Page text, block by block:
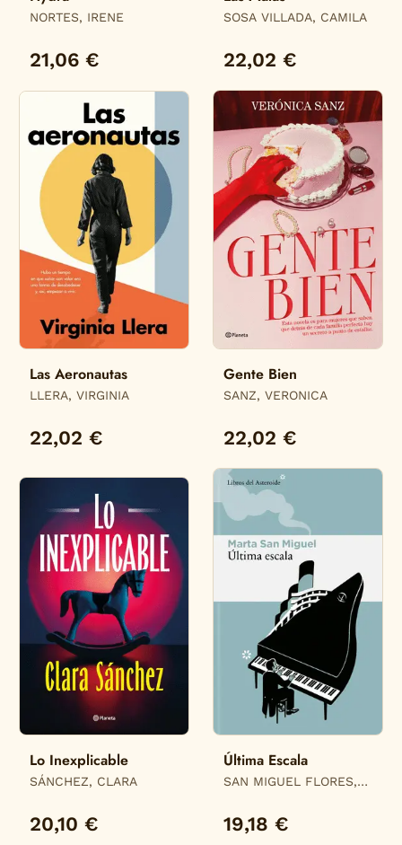
NORTES, IRENE
21,06 €
SOSA VILLADA, CAMILA
22,02 €
Las Aeronautas
LLERA, VIRGINIA
22,02 €
Gente Bien
SANZ, VERONICA
22,02 €
Lo Inexplicable
SÁNCHEZ, CLARA
20,10 €
Última Escala
SAN MIGUEL FLORES,
19,18 €